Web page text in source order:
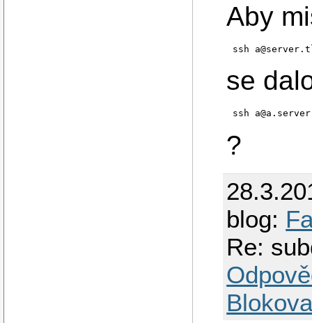
Aby
ssh
se
ssh
?
blog:
Re: